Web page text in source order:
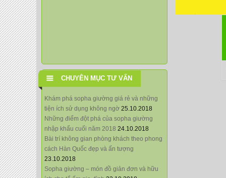
CHUYÊN MỤC TƯ VẤN
Khám phá sopha giường giá rẻ và những
tiện ích sử dụng không ngờ 25.10.2018
Những điểm đột phá của sopha giường
nhập khẩu cuối năm 2018 24.10.2018
Bài trí không gian phòng khách theo phong
cách Hàn Quốc đẹp và ấn tượng
23.10.2018
Sopha giường – món đồ giản đơn và hữu